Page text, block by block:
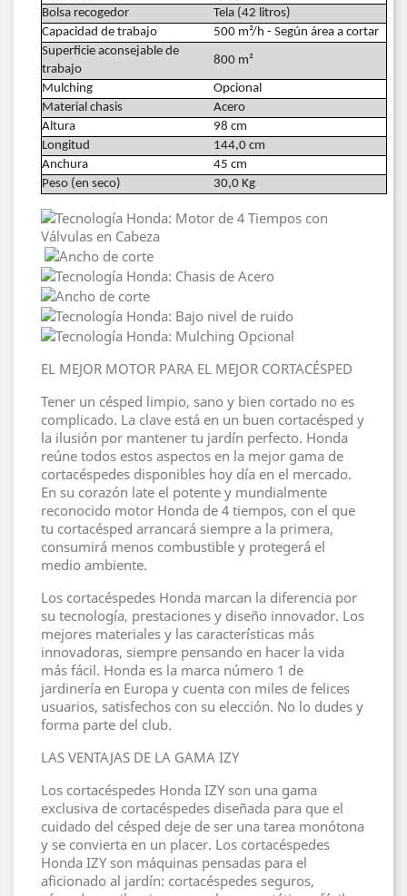
Bolsa recogedor
Tela (42 litros)
Capacidad de trabajo
500 m²/h - Según área a cortar
Superficie aconsejable de
trabajo
800 m²
Mulching
Opcional
Material chasis
Acero
Altura
98 cm
Longitud
144,0 cm
Anchura
45 cm
Peso (en seco)
30,0 Kg
EL MEJOR MOTOR PARA EL MEJOR CORTACÉSPED
Tener un césped limpio, sano y bien cortado no es
complicado. La clave está en un buen cortacésped y
la ilusión por mantener tu jardín perfecto. Honda
reúne todos estos aspectos en la mejor gama de
cortacéspedes disponibles hoy día en el mercado.
En su corazón late el potente y mundialmente
reconocido motor Honda de 4 tiempos, con el que
tu cortacésped arrancará siempre a la primera,
consumirá menos combustible y protegerá el
medio ambiente.
Los cortacéspedes Honda marcan la diferencia por
su tecnología, prestaciones y diseño innovador. Los
mejores materiales y las características más
innovadoras, siempre pensando en hacer la vida
más fácil. Honda es la marca número 1 de
jardinería en Europa y cuenta con miles de felices
usuarios, satisfechos con su elección. No lo dudes y
forma parte del club.
LAS VENTAJAS DE LA GAMA IZY
Los cortacéspedes Honda IZY son una gama
exclusiva de cortacéspedes diseñada para que el
cuidado del césped deje de ser una tarea monótona
y se convierta en un placer. Los cortacéspedes
Honda IZY son máquinas pensadas para el
aficionado al jardín: cortacéspedes seguros,